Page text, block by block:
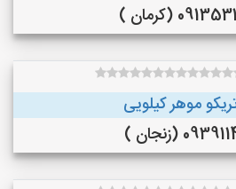
(کرمان )
موهر کیلویی
(زنجان )